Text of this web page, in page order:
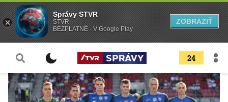
24
Správy STVR
STVR
BEZPLATNÉ - V Google Play
ZOBRAZIŤ